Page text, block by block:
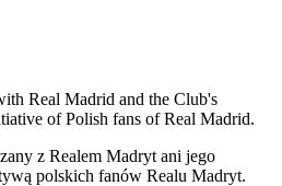
Real Madrid and the Club's
of Polish fans of Real Madrid.
z Realem Madryt ani jego
polskich fanów Realu Madryt.